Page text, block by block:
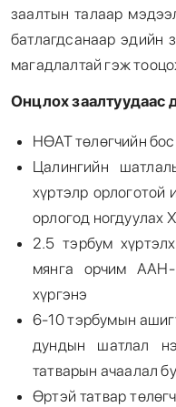
заалтын талаар
батлагдсанаар эдийн
магадлалтай гэж
Онцлох заалтуудаас
НӨАТ төлөгчийн
Цалингийн
хүртэлр орлоготой
орлогод ногдуулах
2.5 тэрбум
мянга орчим ААН-
хүргэнэ
6-10 тэрбумын
дундын шатлал
татварын ачаалал
Өртэй татвар